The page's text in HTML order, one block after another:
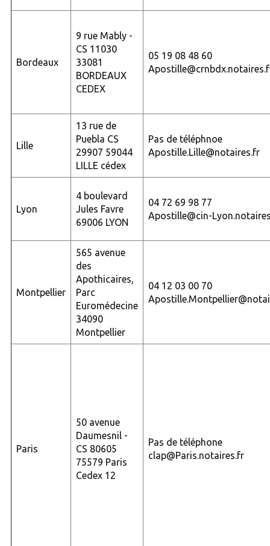
Bordeaux
9 rue Mably -
CS 11030
33081
BORDEAUX
CEDEX
05 19 08 48 60
Lille
13 rue de
Puebla CS
29907 59044
LILLE cédex
Pas de téléphnoe
Apostille.Lille@notaires.fr
Lyon
4 boulevard
Jules Favre
69006 LYON
04 72 69 98 77
Apostille@cin-
Montpellier
565 avenue
des
Apothicaires,
Parc
Euromédecine
34090
Montpellier
04 12 03 00 70
Paris
50 avenue
Daumesnil -
CS 80605
75579 Paris
Cedex 12
Pas de téléphone
clap@Paris.notaires.fr